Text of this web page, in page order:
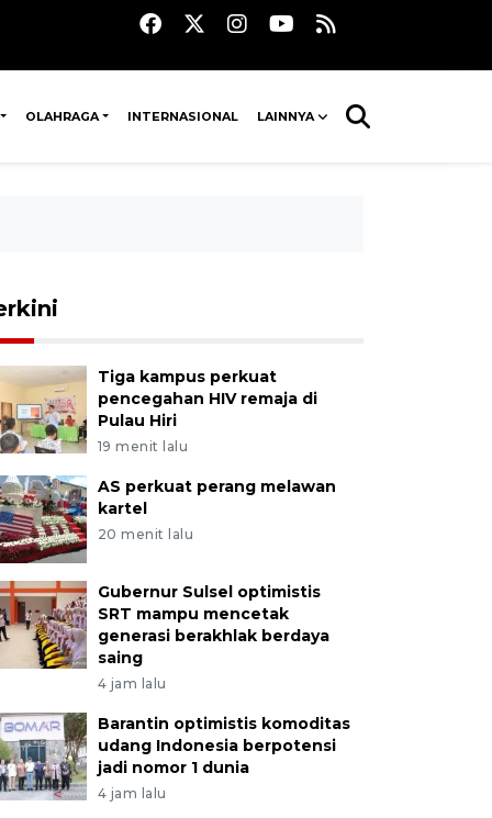
OLAHRAGA INTERNASIONAL LAINNYA
Tiga kampus perkuat
pencegahan HIV remaja di
Pulau Hiri
19 menit lalu
AS perkuat perang melawan
kartel
20 menit lalu
Gubernur Sulsel optimistis
SRT mampu mencetak
generasi berakhlak berdaya
saing
4 jam lalu
Barantin optimistis komoditas
udang Indonesia berpotensi
jadi nomor 1 dunia
4 jam lalu